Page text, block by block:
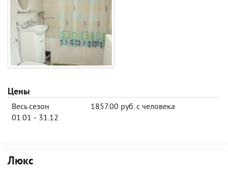
Цены
Весь сезон
01.01 - 31.12
1857.00 руб. с человека
Люкс